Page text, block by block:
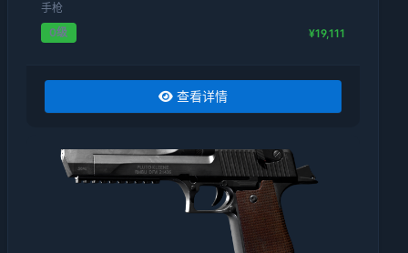
手枪
0级
¥19,111
查看详情